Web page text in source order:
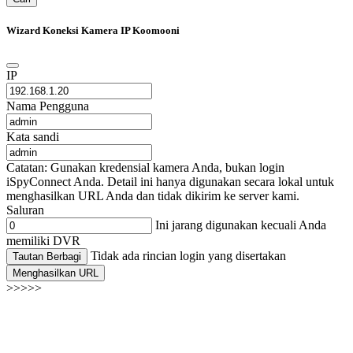
Wizard Koneksi Kamera IP Koomooni
IP
Nama Pengguna
Kata sandi
Catatan: Gunakan kredensial kamera Anda, bukan login
iSpyConnect Anda. Detail ini hanya digunakan secara lokal untuk
menghasilkan URL Anda dan tidak dikirim ke server kami.
Saluran
Ini jarang digunakan kecuali Anda
memiliki DVR
Tautan Berbagi Tidak ada rincian login yang disertakan
Menghasilkan URL
>>>>>